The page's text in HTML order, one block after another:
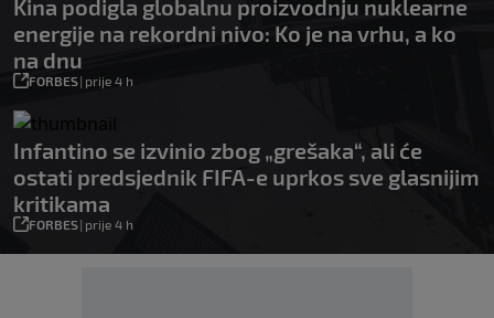
Kina podigla globalnu proizvodnju nuklearne
energije na rekordni nivo: Ko je na vrhu, a ko
na dnu
FORBES| prije 4 h
Infantino se izvinio zbog „grešaka“, ali će
ostati predsjednik FIFA-e uprkos sve glasnijim
kritikama
FORBES| prije 4 h